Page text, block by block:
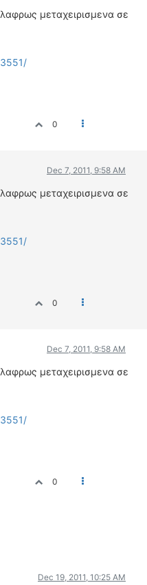
μεταχειρισμενα σε
0
Dec 7, 2011, 9:58 AM
μεταχειρισμενα σε
0
Dec 7, 2011, 9:58 AM
μεταχειρισμενα σε
0
Dec 19, 2011, 10:25 AM